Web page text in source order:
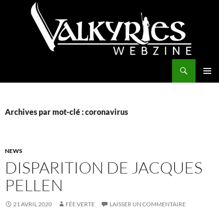
Archives par mot-clé : coronavirus
NEWS
DISPARITION DE JACQUES
PELLEN
21 AVRIL 2020 FÉE VERTE LAISSER UN COMMENTAIRE